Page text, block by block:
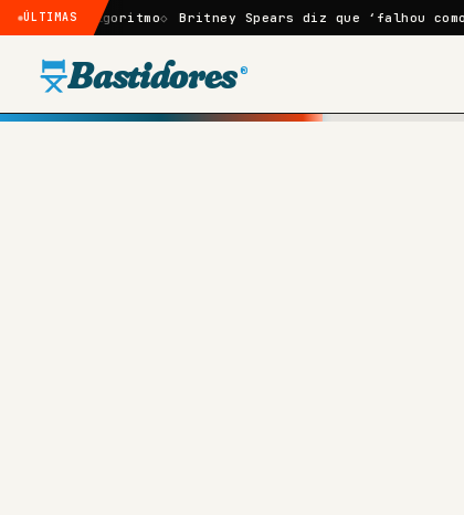
ÚLTIMAS Britney Spears diz que ‘falhou como mãe’
Bastidores ®